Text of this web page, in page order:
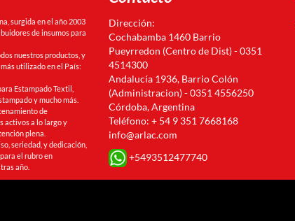
surgida en el año 2003
de insumos para
nuestros productos, y
utilizado en el País:
Estampado Textil,
y mucho más.
de
activos a lo largo y
plena.
seriedad, y dedicación,
el rubro en
año.
Dirección:
Cochabamba 1460 Barrio
Pueyrredon (Centro de Dist) - 0351
4514300
Andalucía 1936, Barrio Colón
(Administracion) - 0351 4556250
Córdoba, Argentina
Teléfono: + 54 9 351 7668168
info@arlac.com
+5493512477740